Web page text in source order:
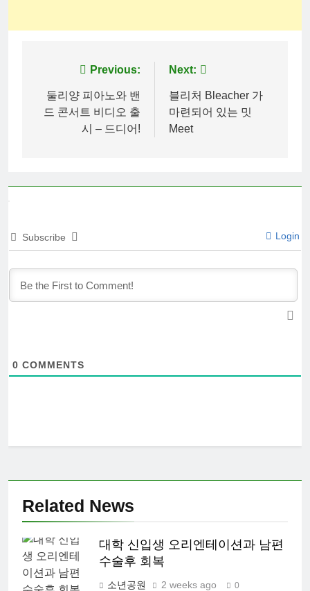
navigation
Previous:
둘리양 피아노와 밴
드 콘서트 비디오 출
시 – 드디어!
Next:
블리처 Bleacher 가
마련되어 있는 밋
Meet
Subscribe Login
0 COMMENTS
Related News
대학 신입생 오리엔테이션과 남편
수술후 회복
소년공원 2 weeks ago 0